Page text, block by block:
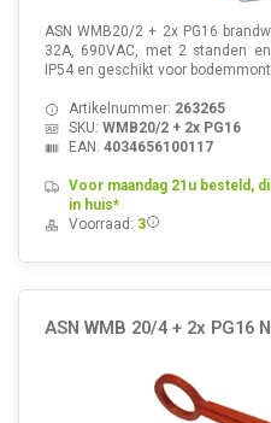
ASN WMB20/2 + 2x PG16
32A, 690VAC, met 2 standen
IP54 en geschikt voor
Artikelnummer: 263265
SKU: WMB20/2 + 2x PG16
EAN: 4034656100117
Voor maandag 21u besteld,
in huis*
Voorraad: 3
ASN WMB 20/4 + 2x